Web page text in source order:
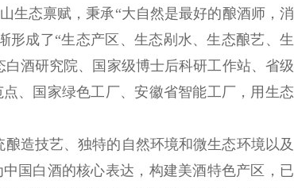
态禀赋，秉承“大自然是最好的酿酒师，消
形成了“生态产区、生态剐水、生态酿艺、生
酒研究院、国家级博士后科研工作站、省级
、国家绿色工厂、安徽省智能工厂，用生态
造技艺、独特的自然环境和微生态环境以及
国白酒的核心表达，构建美酒特色产区，已